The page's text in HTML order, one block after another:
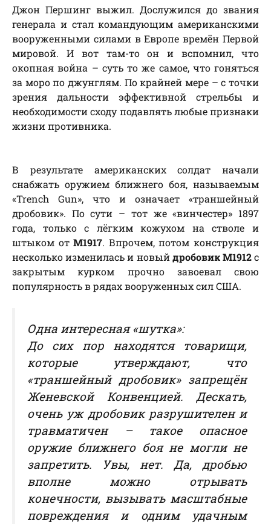
Джон Першинг выжил. Дослужился до звания
генерала и стал командующим американскими
вооруженными силами в Европе времён Первой
мировой. И вот там-то он и вспомнил, что
окопная война – суть то же самое, что гоняться
за моро по джунглям. По крайней мере – с точки
зрения дальности эффективной стрельбы и
необходимости сходу подавлять любые признаки
жизни противника.
В результате американских солдат начали
снабжать оружием ближнего боя, называемым
«Trench Gun», что и означает «траншейный
дробовик». По сути – тот же «винчестер» 1897
года, только с лёгким кожухом на стволе и
штыком отМ1917. Впрочем, потом конструкция
несколько изменилась и новыйдробовик М1912с
закрытым курком прочно завоевал свою
популярность в рядах вооруженных сил США.
Одна интересная «шутка»:
До сих пор находятся товарищи,
которые утверждают, что
«траншейный дробовик» запрещён
Женевской Конвенцией. Дескать,
очень уж дробовик разрушителен и
травматичен – такое опасное
оружие ближнего боя не могли не
запретить. Увы, нет. Да, дробью
вполне можно отрывать
конечности, вызывать масштабные
повреждения и одним удачным